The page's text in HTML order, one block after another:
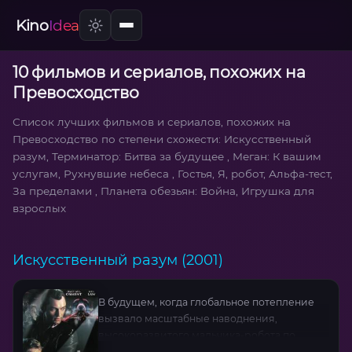
KinoIdea
10 фильмов и сериалов, похожих на
Превосходство
Список лучших фильмов и сериалов, похожих на
Превосходство по степени схожести: Искусственный
разум, Терминатор: Битва за будущее , Меган: К вашим
услугам, Рухнувшие небеса , Гостья, Я, робот, Альфа-тест,
За пределами , Планета обезьян: Война, Игрушка для
взрослых
Искусственный разум (2001)
В будущем, когда глобальное потепление
вызвало масштабные наводнения,